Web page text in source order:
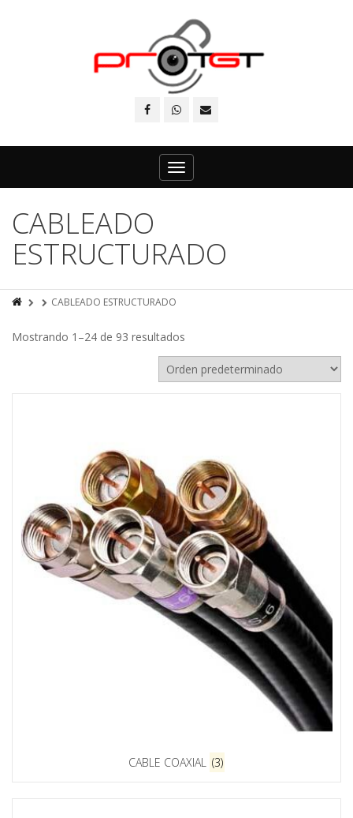
Toggle
navigation
CABLEADO
ESTRUCTURADO
CABLEADO ESTRUCTURADO
Mostrando 1–24 de 93 resultados
CABLE COAXIAL (3)